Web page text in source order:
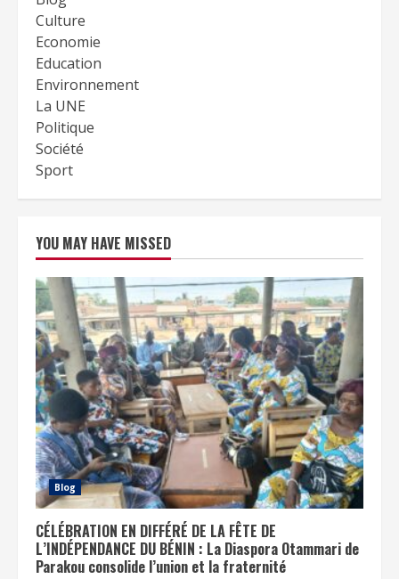
Culture
Economie
Education
Environnement
La UNE
Politique
Société
Sport
YOU MAY HAVE MISSED
Blog
CÉLÉBRATION EN DIFFÉRÉ DE LA FÊTE DE
L’INDÉPENDANCE DU BÉNIN : La Diaspora Otammari de
Parakou consolide l’union et la fraternité